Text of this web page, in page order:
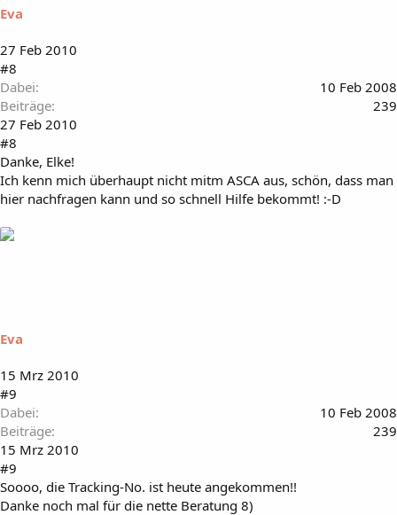
Eva
27 Feb 2010
#8
Dabei
10 Feb 2008
Beiträge
239
27 Feb 2010
#8
Danke, Elke!
Ich kenn mich überhaupt nicht mitm ASCA aus, schön, dass man
hier nachfragen kann und so schnell Hilfe bekommt! :-D
Eva
15 Mrz 2010
#9
Dabei
10 Feb 2008
Beiträge
239
15 Mrz 2010
#9
Soooo, die Tracking-No. ist heute angekommen!!
Danke noch mal für die nette Beratung 8)